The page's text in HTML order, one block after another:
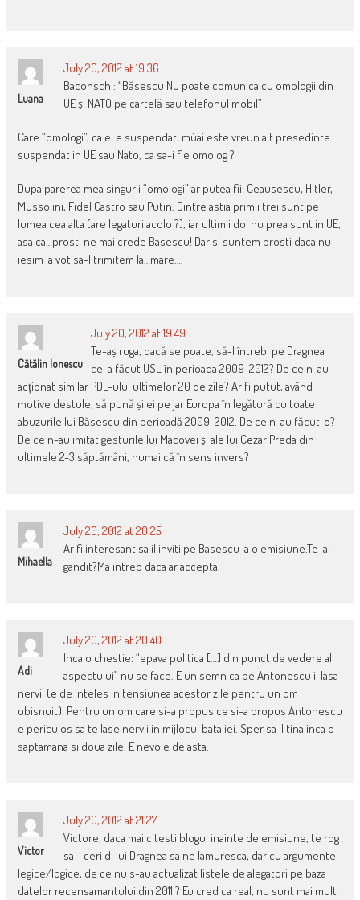
Luana
July 20, 2012 at 19:36
Baconschi: “Băsescu NU poate comunica cu omologii din
UE și NATO pe cartelă sau telefonul mobil”
Care “omologi”, ca el e suspendat; mùai este vreun alt presedinte
suspendat in UE sau Nato, ca sa-i fie omolog ?
Dupa parerea mea singurii “omologi” ar putea fii: Ceausescu, Hitler,
Mussolini, Fidel Castro sau Putin. Dintre astia primii trei sunt pe
lumea cealalta (are legaturi acolo ?), iar ultimii doi nu prea sunt in UE,
asa ca…prosti ne mai crede Basescu! Dar si suntem prosti daca nu
iesim la vot sa-l trimitem la…mare….
Cătălin Ionescu
July 20, 2012 at 19:49
Te-aș ruga, dacă se poate, să-l întrebi pe Dragnea
ce-a făcut USL în perioada 2009-2012? De ce n-au
acționat similar PDL-ului ultimelor 20 de zile? Ar fi putut, având
motive destule, să pună și ei pe jar Europa în legătură cu toate
abuzurile lui Băsescu din perioadă 2009-2012. De ce n-au făcut-o?
De ce n-au imitat gesturile lui Macovei și ale lui Cezar Preda din
ultimele 2-3 săptămâni, numai că în sens invers?
Mihaella
July 20, 2012 at 20:25
Ar fi interesant sa il inviti pe Basescu la o emisiune.Te-ai
gandit?Ma intreb daca ar accepta.
Adi
July 20, 2012 at 20:40
Inca o chestie: “epava politica […] din punct de vedere al
aspectului” nu se face. E un semn ca pe Antonescu il lasa
nervii (e de inteles in tensiunea acestor zile pentru un om
obisnuit). Pentru un om care si-a propus ce si-a propus Antonescu
e periculos sa te lase nervii in mijlocul bataliei. Sper sa-l tina inca o
saptamana si doua zile. E nevoie de asta.
Victor
July 20, 2012 at 21:27
Victore, daca mai citesti blogul inainte de emisiune, te rog
sa-i ceri d-lui Dragnea sa ne lamuresca, dar cu argumente
legice/logice, de ce nu s-au actualizat listele de alegatori pe baza
datelor recensamantului din 2011 ? Eu cred ca real, nu sunt mai mult